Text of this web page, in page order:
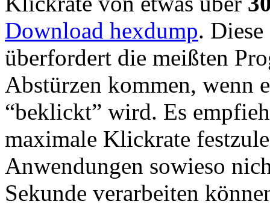
Download hexdump.
überfordert die meißten
Abstürzen kommen, wenn
“beklickt” wird. Es
maximale Klickrate
Anwendungen sowieso
Sekunde verarbeiten